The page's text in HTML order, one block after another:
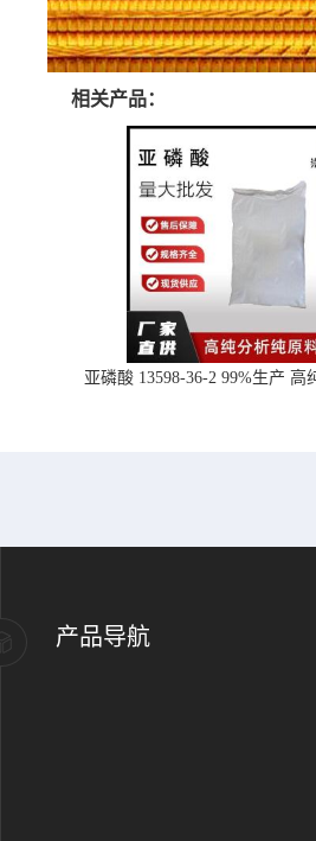
相关产品：
亚磷酸 13598-36-2 99%生产 高
产品导航